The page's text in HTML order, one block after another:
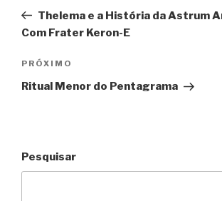
Post
anterior
Thelema e a História da Astrum
Com Frater Keron-E
Próximo
post
PRÓXIMO
Ritual Menor do Pentagrama
Pesquisar